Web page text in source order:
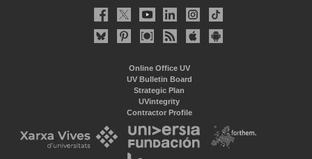
Online Office UV
UV Bulletin Board
Strategic Plan
UVintegrity
Contractor Profile